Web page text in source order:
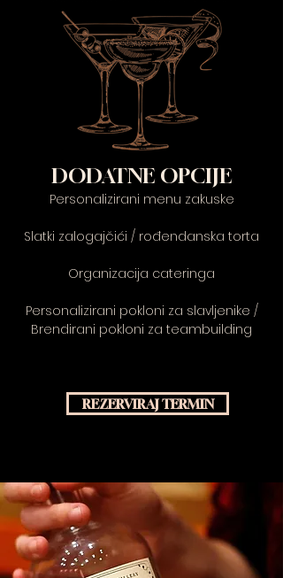
DODATNE OPCIJE
Personalizirani menu zakuske
Slatki zalogajčići / rođendanska torta
Organizacija cateringa
Personalizirani pokloni za slavljenike /
Brendirani pokloni za teambuilding
REZERVIRAJ TERMIN